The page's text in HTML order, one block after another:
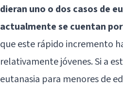
dieran uno o dos casos de
actualmente se cuentan
que este rápido incremento
relativamente jóvenes. Si a
eutanasia para menores de